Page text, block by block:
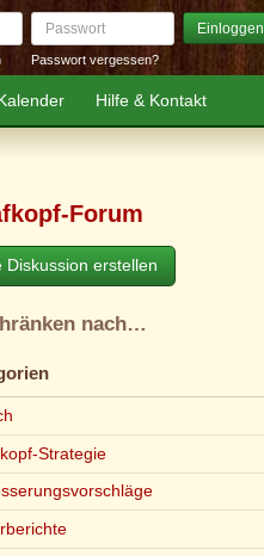
Passwort Einloggen
Passwort vergessen?
Hilfe & Kontakt
Forum
Diskussion erstellen
nach…
Strategie